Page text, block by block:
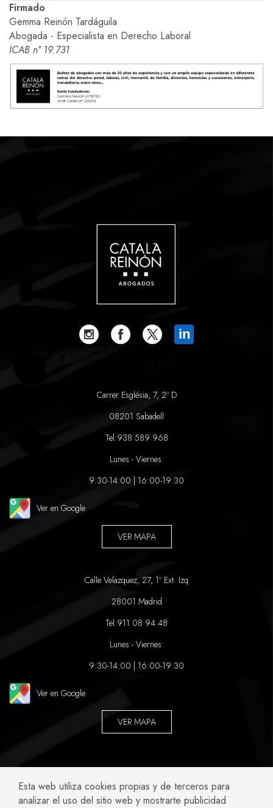
Firmado
Gemma Reinón Tardáguila
Abogada - Especialista en Derecho Laboral
ICAB n° 19.731
in
Carrer Església, 7, 2º D
08201 Sabadell
Tel:938 589 968
Lunes - Viernes:
9:30-14:00 | 16:00-19:30
Ver en Google
VER MAPA
Calle Velazquez, 27, 1º Ext. Izq
28001 Madrid
Tel:911 08 94 48
Lunes - Viernes:
9:30-14:00 | 16:00-19:30
Ver en Google
VER MAPA
ABOGADOS ESPECIALIZADOS EN:
Esta web utiliza cookies propias y de terceros para
analizar el uso del sitio web y mostrarte publicidad